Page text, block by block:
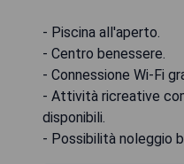
- Piscina all'aperto.
- Centro benessere.
- Connessione Wi-Fi
- Attività ricreative
disponibili.
- Possibilità noleggio